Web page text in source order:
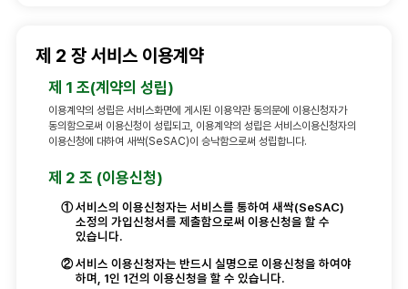
제 2 장 서비스 이용계약
제 1 조(계약의 성립)
이용계약의 성립은 서비스화면에 게시된 이용약관 동의문에 이용신청자가
동의함으로써 이용신청이 성립되고, 이용계약의 성립은 서비스이용신청자의
이용신청에 대하여 새싹(SeSAC)이 승낙함으로써 성립합니다.
제 2 조 (이용신청)
① 서비스의 이용신청자는 서비스를 통하여 새싹(SeSAC)
소정의 가입신청서를 제출함으로써 이용신청을 할 수
있습니다.
② 서비스 이용신청자는 반드시 실명으로 이용신청을 하여야
하며, 1인 1건의 이용신청을 할 수 있습니다.